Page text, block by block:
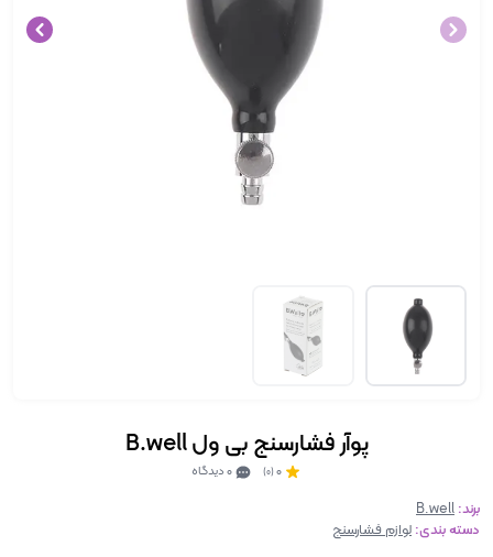
پوآر فشارسنج بی ول B.well
0
(0)
برند: B.well
دسته بندی: لوازم فشارسنج